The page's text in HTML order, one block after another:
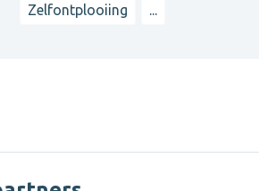
Zelfontplooiing